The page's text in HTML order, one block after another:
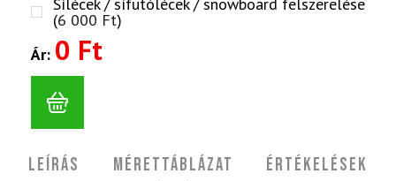
(6 000 Ft)
Ár: 0 Ft
Leírás Mérettáblázat
Értékelések